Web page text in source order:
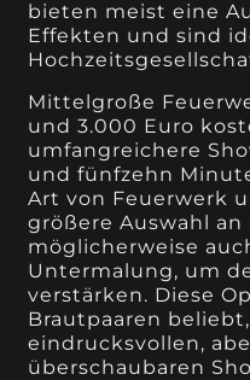
bieten meist eine
Effekten und sind
Mittelgroße
und 3.000 Euro
umfangreichere
und fünfzehn
Art von Feuerwerk
größere Auswahl
möglicherweise
Untermalung, um
verstärken. Diese
Brautpaaren
eindrucksvollen,
überschaubaren